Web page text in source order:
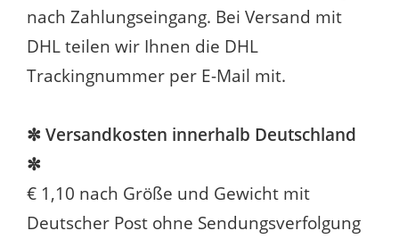
nach Zahlungseingang. Bei Versand mit
DHL teilen wir Ihnen die DHL
Trackingnummer per E-Mail mit.
✼ Versandkosten innerhalb Deutschland
✼
€ 1,10 nach Größe und Gewicht mit
Deutscher Post ohne Sendungsverfolgung